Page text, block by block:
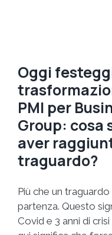
Oggi
PMI per
Group: cosa
aver
traguardo?
Più che un
partenza. Questo
Covid e 3 anni di